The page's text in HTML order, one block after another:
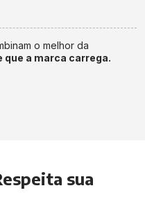
o melhor da
a marca carrega.
sua